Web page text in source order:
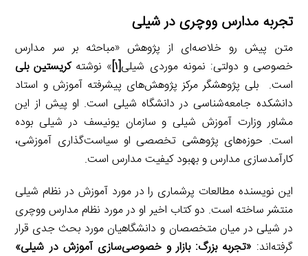
تجربه مدارس ووچری در شیلی
متن پیش رو خلاصه‌ای از پژوهش «مباحثه بر سر مدارس
خصوصی و دولتی: نمونه موردی شیلی[۱] » نوشتهکریستین بلی
است. بلی پژوهشگر مرکز پژوهش‌های پیشرفته آموزش و استاد
دانشکده جامعه‌شناسی در دانشگاه شیلی است. او پیش از این
مشاور وزارت آموزش شیلی و سازمان یونیسف در شیلی بوده
است. حوزه‌های پژوهشی تخصصی او سیاست‌گذاری آموزشی،
کارآمدسازی مدارس و بهبود کیفیت مدارس است.
این نویسنده مطالعات پرشماری را در مورد آموزش در نظام شیلی
منتشر ساخته است. دو کتاب اخیر او در مورد نظام مدارس ووچری
در شیلی در میان متخصصان و دانشگاهیان مورد بحث جدی قرار
گرفته‌اند: «تجربه بزرگ: بازار و خصوصی‌سازی آموزش در شیلی»